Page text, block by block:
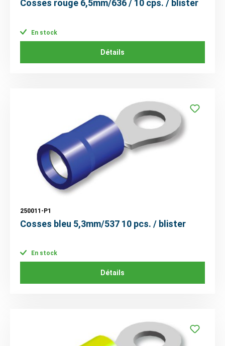
Cosses rouge 6,5mm/636 / 10 cps. / blister
En stock
Détails
250011-P1
Cosses bleu 5,3mm/537 10 pcs. / blister
En stock
Détails